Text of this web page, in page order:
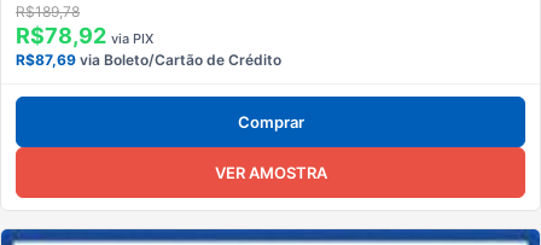
R$189,78
R$78,92 via PIX
R$87,69 via Boleto/Cartão de Crédito
Comprar
VER AMOSTRA